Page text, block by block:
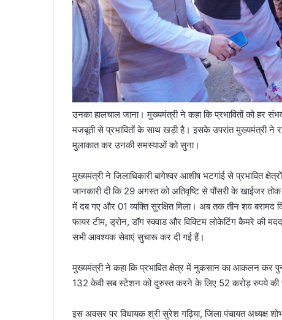
उनका हालचाल जाना। मुख्यमंत्री ने कहा कि प्रभावितों को हर
मजबूती से प्रभावितों के साथ खड़ी है। इसके उपरांत मुख्यमंत्री ने
मुलाकात कर उनकी समस्याओं को सुना।
मुख्यमंत्री ने जिलाधिकारी बागेश्वर आशीष भटगांई से प्रभावित
जानकारी दी कि 29 अगस्त को अतिवृष्टि से पौंसरी के खाईजर
में दब गए और 01 व्यक्ति सुरक्षित मिला। अब तक तीन शव
फायर टीम, ड्रोन, डॉग स्क्वाड और विक्टिम लोकेटिंग कैमरे की मदद
सभी आवश्यक सेवाएं सुचारू कर दी गई हैं।
मुख्यमंत्री ने कहा कि प्रभावित क्षेत्र में नुकसान का आकलन कर
132 केवी सब स्टेशन को दुरुस्त करने के लिए 52 करोड़ रुपये की
इस अवसर पर विधायक श्री सुरेश गढ़िया, जिला पंचायत अध्यक्ष